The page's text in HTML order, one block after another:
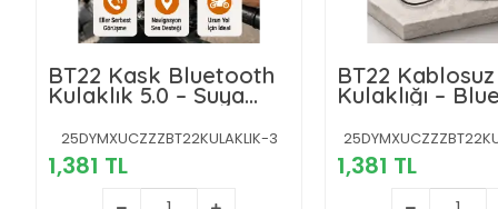
BT22 Kask Bluetooth
Kulaklık 5.0 – Suya
Dayanıklı, Gürültü
Önleyici, Uzun Pil
Ömürlü Yeni Nesil
25DYMXUCZZZBT22KULAKLIK-3
1,381 TL
BT22
Kulaklığı –
5.0, Intercom,
Geçirmez ve
Ömürlü
Nesil
1,381 TL